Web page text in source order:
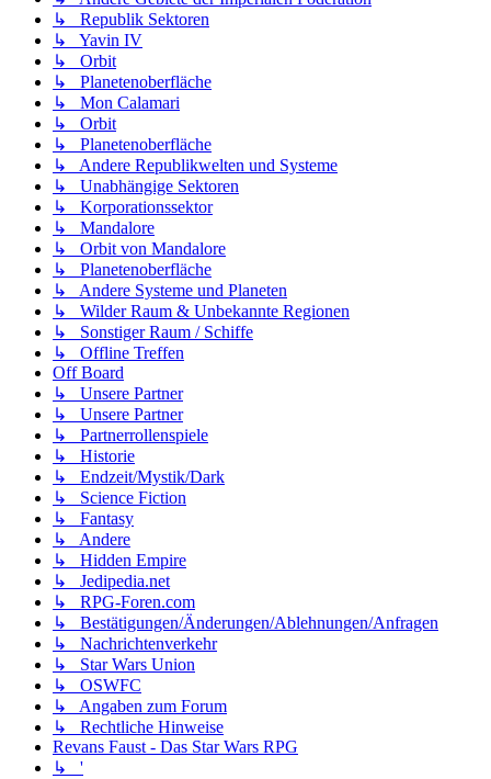
↳ Republik Sektoren
↳ Yavin IV
↳ Orbit
↳ Planetenoberfläche
↳ Mon Calamari
↳ Orbit
↳ Planetenoberfläche
↳ Andere Republikwelten und Systeme
↳ Unabhängige Sektoren
↳ Korporationssektor
↳ Mandalore
↳ Orbit von Mandalore
↳ Planetenoberfläche
↳ Andere Systeme und Planeten
↳ Wilder Raum & Unbekannte Regionen
↳ Sonstiger Raum / Schiffe
↳ Offline Treffen
Off Board
↳ Unsere Partner
↳ Unsere Partner
↳ Partnerrollenspiele
↳ Historie
↳ Endzeit/Mystik/Dark
↳ Science Fiction
↳ Fantasy
↳ Andere
↳ Hidden Empire
↳ Jedipedia.net
↳ RPG-Foren.com
↳ Bestätigungen/Änderungen/Ablehnungen/Anfragen
↳ Nachrichtenverkehr
↳ Star Wars Union
↳ OSWFC
↳ Angaben zum Forum
↳ Rechtliche Hinweise
Revans Faust - Das Star Wars RPG
↳ '